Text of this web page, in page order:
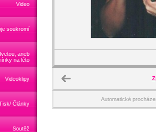
Video
soukromí
aneb
na léto
Videoklipy
Články
Soutěž
Automatické